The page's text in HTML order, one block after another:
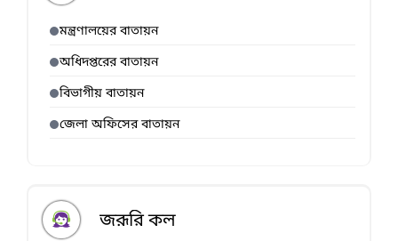
মন্ত্রণালয়ের বাতায়ন
অধিদপ্তরের বাতায়ন
বিভাগীয় বাতায়ন
জেলা অফিসের বাতায়ন
জরূরি কল